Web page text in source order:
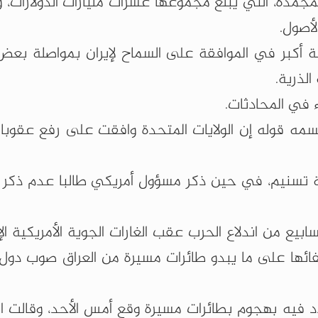
أكبر في الموافقة على السماح لإيران بمواصلة
في المحادثات.
قوله إن الولايات المتحدة وافقت على رفع
تسنيم، في حين ذكر مسؤول أمريكي طالبا عدم
من اندلاع الحرب عقب الغارات الجوية الأمريكية
على ما يبدو طائرات مسيرة من العراق صوب دول
فيه بهجوم بطائرات مسيرة وقع أمس الأحد، وقالت